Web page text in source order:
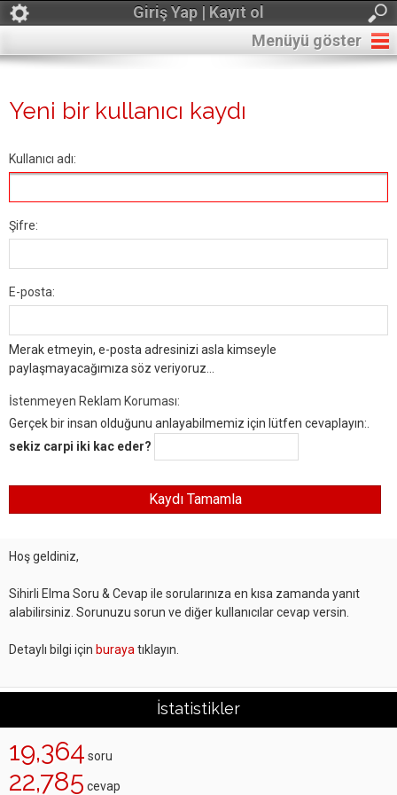
Giriş Yap | Kayıt ol
Menüyü göster
Yeni bir kullanıcı kaydı
Kullanıcı adı:
Şifre:
E-posta:
Merak etmeyin, e-posta adresinizi asla kimseyle
paylaşmayacağımıza söz veriyoruz...
İstenmeyen Reklam Koruması:
Gerçek bir insan olduğunu anlayabilmemiz için lütfen cevaplayın:.
sekiz carpi iki kac eder?
Hoş geldiniz,
Sihirli Elma Soru & Cevap ile sorularınıza en kısa zamanda yanıt
alabilirsiniz. Sorunuzu sorun ve diğer kullanıcılar cevap versin.
Detaylı bilgi için buraya tıklayın.
İstatistikler
19,364 soru
22,785 cevap